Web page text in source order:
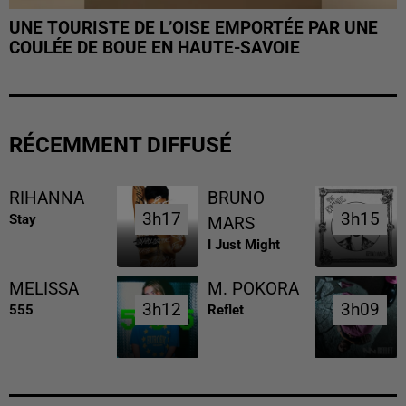
UNE TOURISTE DE L’OISE EMPORTÉE PAR UNE
COULÉE DE BOUE EN HAUTE-SAVOIE
RÉCEMMENT DIFFUSÉ
RIHANNA
Stay 3h17
3h17
BRUNO
MARS
I Just Might
3h15
3h15
MELISSA
555 3h12
3h12
M. POKORA
Reflet 3h09
3h09